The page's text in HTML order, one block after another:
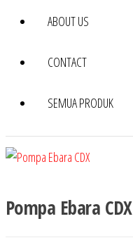
ABOUT US
CONTACT
SEMUA PRODUK
Pompa Ebara CDX